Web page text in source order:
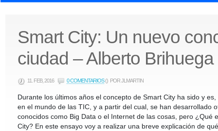
Smart City: Un nuevo
ciudad – Alberto
11. FEB, 2016 0 COMENTARIOS() POR JLMARTIN
Durante los últimos años el concepto de Smart City ha sido y
en el mundo de las TIC, y a partir del cual, se han desarrollado
conocidos como Big Data o el Internet de las cosas, pero ¿Qué
City? En este ensayo voy a realizar una breve explicación de